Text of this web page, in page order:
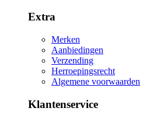
Extra
Merken
Aanbiedingen
Verzending
Herroepingsrecht
Algemene voorwaarden
Klantenservice